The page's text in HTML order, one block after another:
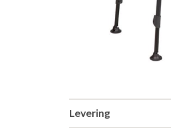
Levering